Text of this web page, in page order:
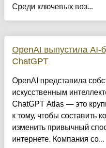
Среди ключевых воз...
OpenAI выпустила AI-
ChatGPT
OpenAI представила
искусственным
ChatGPT Atlas — это
к тому, чтобы составить
изменить привычный
интернете. Компания со...